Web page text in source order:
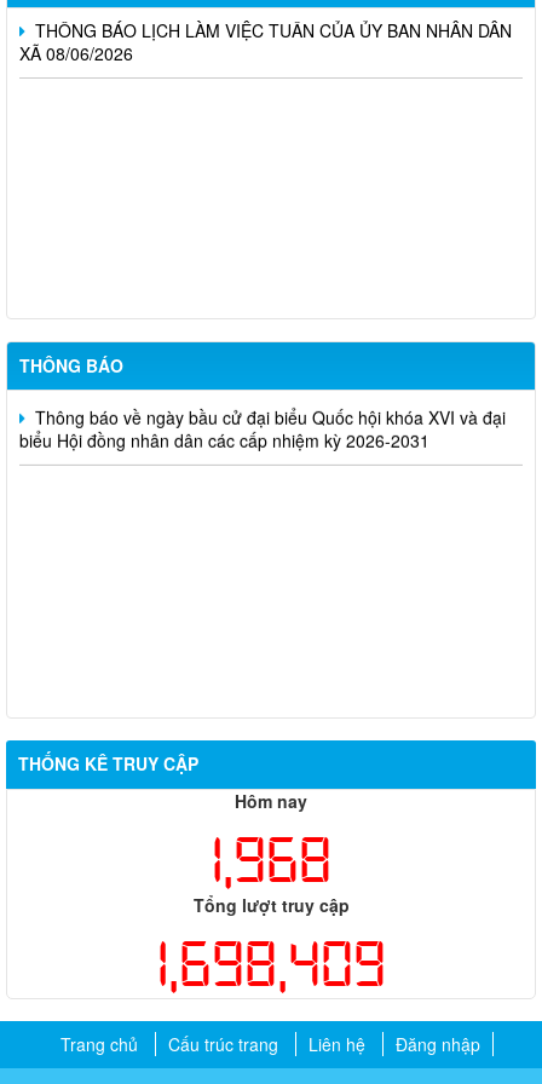
THÔNG BÁO LỊCH LÀM VIỆC TUẦN CỦA ỦY BAN NHÂN DÂN
XÃ 08/06/2026
THÔNG BÁO
Thông Báo về về tiếp nhận hồ sơ ứng cử đại biểu Hội đồng
nhân dân xã Thống Nhất nhiệm kỳ 2026-2030
Thông báo về ngày bầu cử đại biểu Quốc hội khóa XVI và đại
biểu Hội đồng nhân dân các cấp nhiệm kỳ 2026-2031
THỐNG KÊ TRUY CẬP
Hôm nay
1,968
Tổng lượt truy cập
1,698,409
Trang chủ Cấu trúc trang Liên hệ Đăng nhập